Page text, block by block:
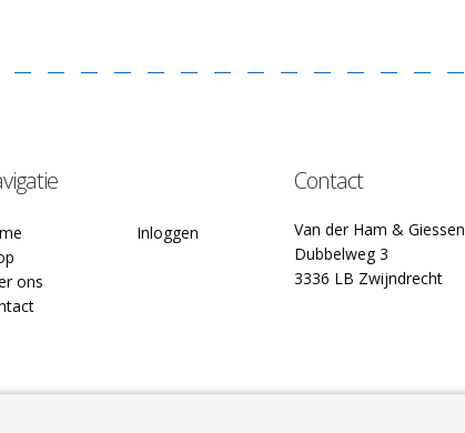
ons
Inloggen
Contact
Van der Ham & Giessen
Dubbelweg 3
3336 LB Zwijndrecht